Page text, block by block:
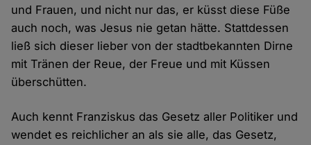
und Frauen, und nicht nur das, er küsst diese Füße
auch noch, was Jesus nie getan hätte. Stattdessen
ließ sich dieser lieber von der stadtbekannten Dirne
mit Tränen der Reue, der Freue und mit Küssen
überschütten.
Auch kennt Franziskus das Gesetz aller Politiker und
wendet es reichlicher an als sie alle, das Gesetz,